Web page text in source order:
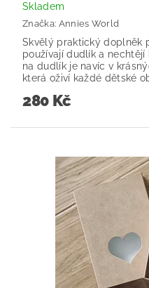
Skladem
Značka: Annies World
Skvělý praktický doplněk
používají dudlík a
na dudlík je navíc v
která oživí každé dětské
280 Kč